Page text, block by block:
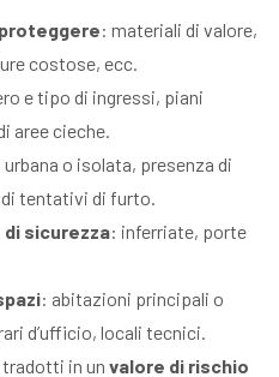
: materiali di valore,
costose, ecc.
e tipo di ingressi, piani
aree cieche.
urbana o isolata, presenza di
tentativi di furto.
di sicurezza: inferriate, porte
: abitazioni principali o
d’ufficio, locali tecnici.
in un valore di rischio